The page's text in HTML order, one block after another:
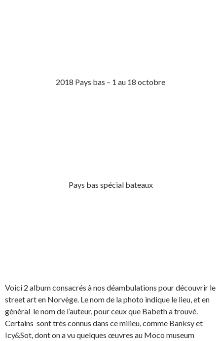
2018 Pays bas – 1 au 18 octobre
Pays bas spécial bateaux
Voici 2 album consacrés à nos déambulations pour découvrir le
street art en Norvège. Le nom de la photo indique le lieu, et en
général le nom de l’auteur, pour ceux que Babeth a trouvé.
Certains sont très connus dans ce milieu, comme Banksy et
Icy&Sot, dont on a vu quelques œuvres au Moco museum